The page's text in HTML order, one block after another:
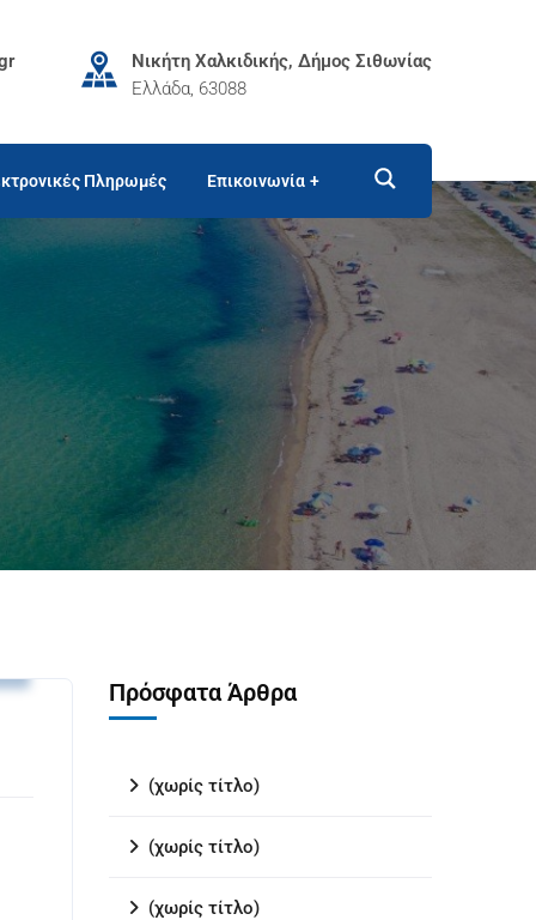
Νικήτη Χαλκιδικής, Δήμος Σιθωνίας
Ελλάδα, 63088
Πληρωμές Επικοινωνία
Πρόσφατα Άρθρα
(χωρίς τίτλο)
(χωρίς τίτλο)
(χωρίς τίτλο)